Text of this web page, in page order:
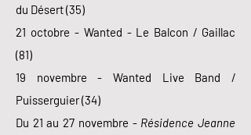
du Désert (35)
21 octobre - Wanted - Le Balcon / Gaillac
(81)
19 novembre - Wanted Live Band /
Puisserguier (34)
Du 21 au 27 novembre - Résidence Jeanne